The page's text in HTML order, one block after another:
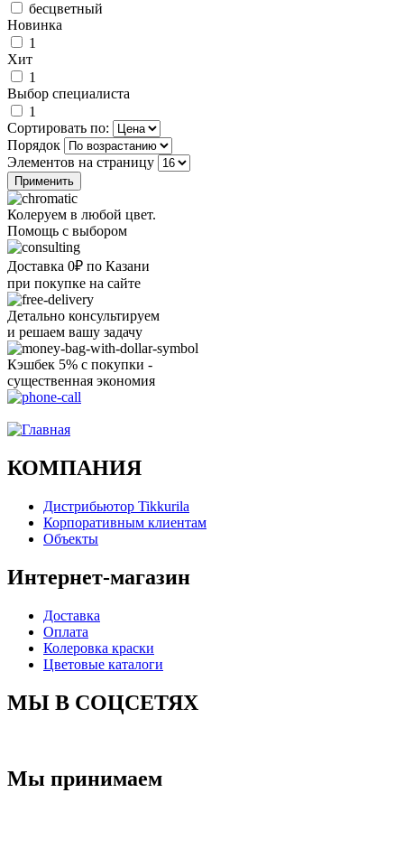
бесцветный
Новинка
1
Хит
1
Выбор специалиста
1
Сортировать по:
Порядок
Элементов на страницу
Колеруем в любой цвет.
Помощь с выбором
Доставка 0₽ по Казани
при покупке на сайте
Детально консультируем
и решаем вашу задачу
Кэшбек 5% с покупки -
существенная экономия
КОМПАНИЯ
Дистрибьютор Tikkurila
Корпоративным клиентам
Объекты
Интернет-магазин
Доставка
Оплата
Колеровка краски
Цветовые каталоги
МЫ В СОЦСЕТЯХ
Мы принимаем